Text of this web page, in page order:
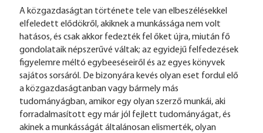
A közgazdaságtan története tele van elbeszélésekkel
elfeledett elődökről, akiknek a munkássága nem volt
hatásos, és csak akkor fedezték fel őket újra, miután fő
gondolataik népszerűvé váltak; az egyidejű felfedezések
figyelemre méltó egybeeséseiről és az egyes könyvek
sajátos sorsáról. De bizonyára kevés olyan eset fordul elő
a közgazdaságtanban vagy bármely más
tudományágban, amikor egy olyan szerző munkái, aki
forradalmasított egy már jól fejlett tudományágat, és
akinek a munkásságát általánosan elismerték, olyan